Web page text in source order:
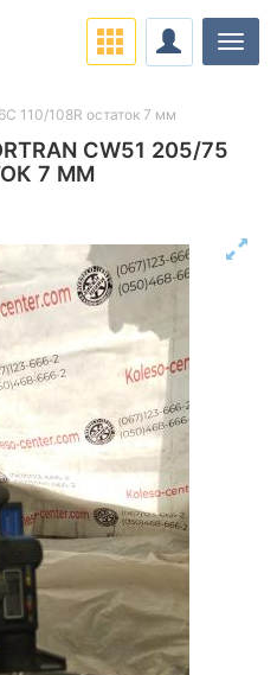
CW51 205/75
7 ММ
110/108R остаток 7 мм